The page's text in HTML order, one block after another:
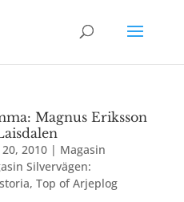
Magnus Eriksson
2010| Magasin
Silvervägen:
, Top of Arjeplog